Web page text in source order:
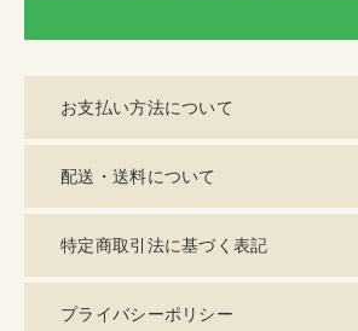
お支払い方法について
配送・送料について
特定商取引法に基づく表記
プライバシーポリシー